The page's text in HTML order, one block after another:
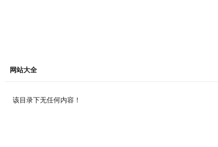
网站大全
该目录下无任何内容！